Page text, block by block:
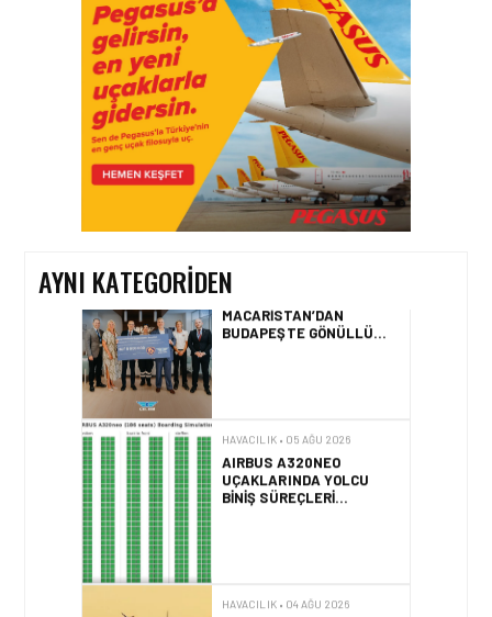
AYNI KATEGORIDEN
YÜZDE 46’LIK ARTIŞA
KARŞI HANGI ÖNLEMLER
ALINIYOR?
HAVACILIK • 05 AĞU 2026
ÇELEBI HAVACILIK
MACARISTAN’DAN
BUDAPEŞTE GÖNÜLLÜ
KURTARMA BIRLIĞI’NE
ANLAMLI DESTEK!
HAVACILIK • 05 AĞU 2026
AIRBUS A320NEO
HAVACILIK • 04 AĞU 2026
2025 YILINDA PILOTLAR